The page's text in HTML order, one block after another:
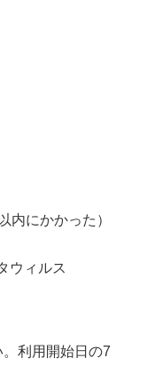
内にかかった）
ウィルス
利用開始日の7